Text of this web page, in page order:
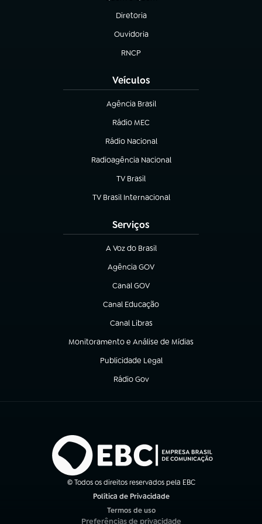
Diretoria
(abre em nova aba)
Ouvidoria
(abre em nova aba)
RNCP
(abre em nova aba)
Veículos
Agência Brasil
(abre em nova aba)
Rádio MEC
(abre em nova aba)
Rádio Nacional
Radioagência Nacional
(abre em nova aba)
TV Brasil
(abre em nova aba)
TV Brasil Internacional
(abre em nova aba)
Serviços
A Voz do Brasil
(abre em nova aba)
Agência GOV
(abre em nova aba)
Canal GOV
(abre em nova aba)
Canal Educação
(abre em nova aba)
Canal Libras
(abre em nova aba)
Monitoramento e Análise de Mídias
(abre em nova aba)
Publicidade Legal
(abre em nova aba)
Rádio Gov
(abre em nova aba)
© Todos os direitos reservados pela EBC
Política de Privacidade
Termos de uso
(abre em nova aba)
Preferências de privacidade